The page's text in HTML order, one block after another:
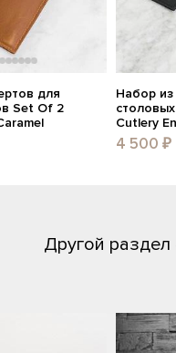
для
Set Of 2
Набор из
Cutlery
4 500 ₽
Другой